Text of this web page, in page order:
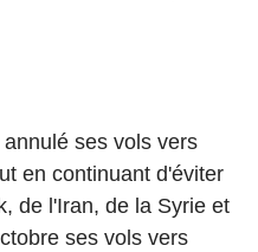
ses vols vers
en continuant d'éviter
de l'Iran, de la Syrie et
ses vols vers